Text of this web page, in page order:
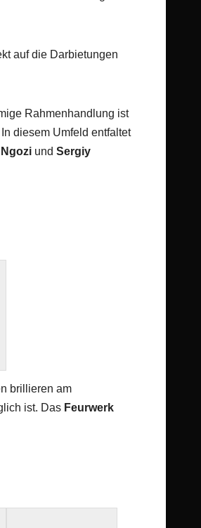
auf die Darbietungen
Rahmenhandlung ist
diesem Umfeld entfaltet
und Sergiy
brillieren am
ist. Das Feurwerk